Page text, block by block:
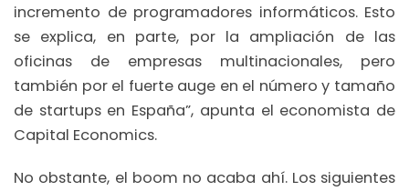
incremento de programadores informáticos. Esto
se explica, en parte, por la ampliación de las
oficinas de empresas multinacionales, pero
también por el fuerte auge en el número y tamaño
de startups en España”, apunta el economista de
Capital Economics.
No obstante, el boom no acaba ahí. Los siguientes